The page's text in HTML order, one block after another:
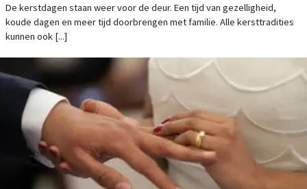
De kerstdagen staan weer voor de deur. Een tijd van gezelligheid,
koude dagen en meer tijd doorbrengen met familie. Alle kersttradities
kunnen ook [...]